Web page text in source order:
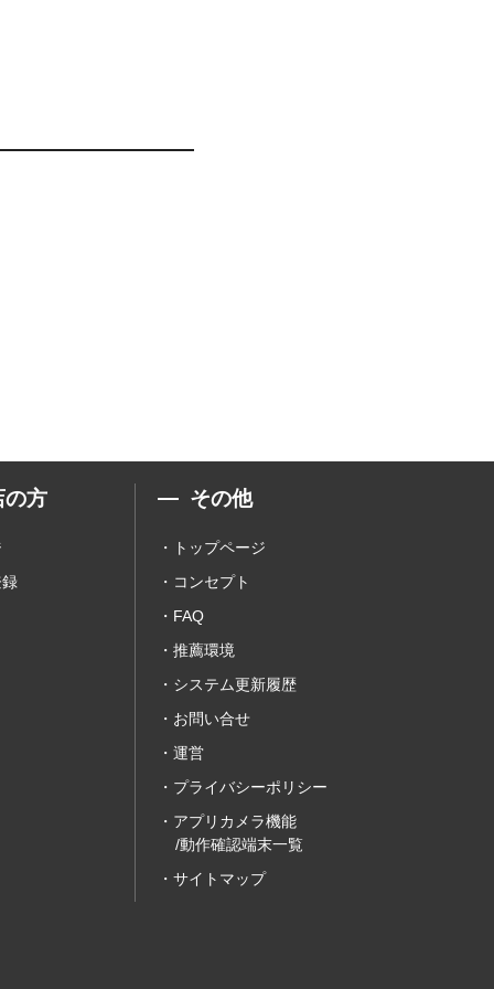
の方 その他
トップページ
コンセプト
FAQ
推薦環境
システム更新履歴
お問い合せ
運営
プライバシーポリシー
アプリカメラ機能
/動作確認端末一覧
サイトマップ